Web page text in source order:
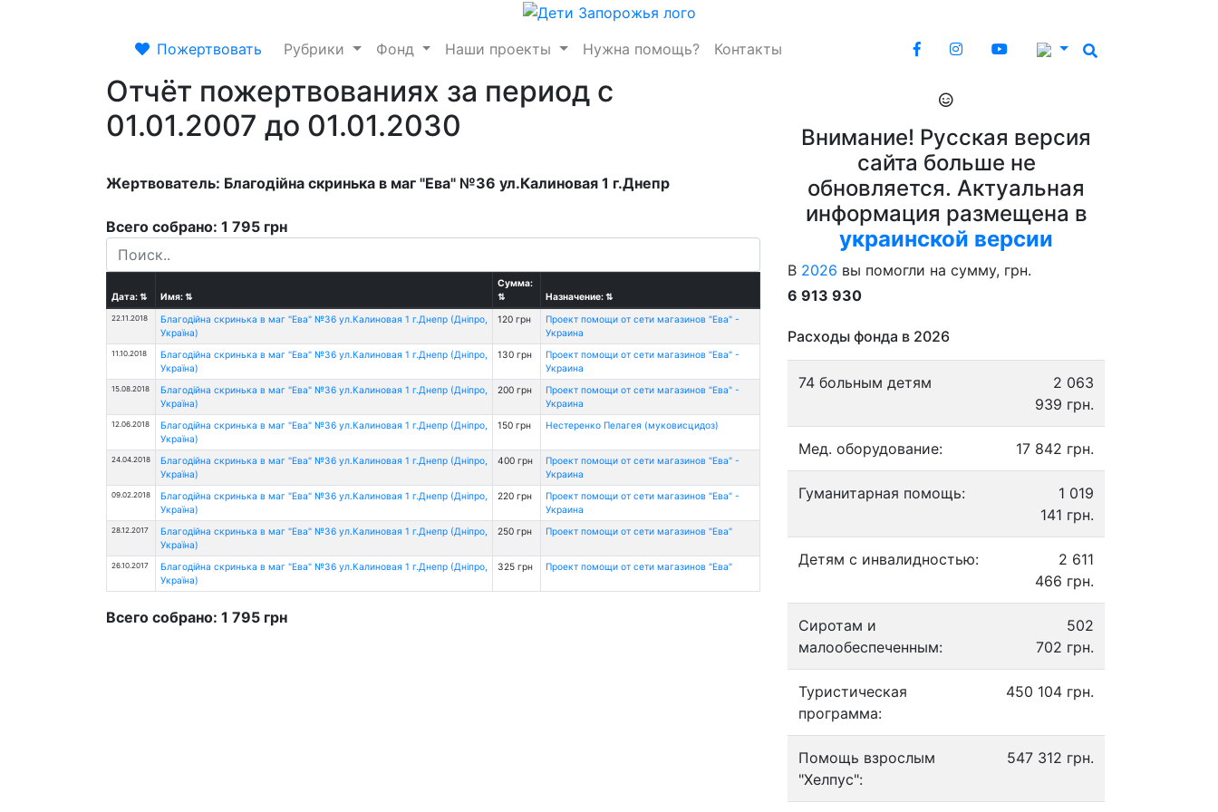
Пожертвовать Рубрики Фонд Наши проекты Нужна помощь? Контакты
Отчёт пожертвованиях за период с
01.01.2007 до 01.01.2030
Жертвователь: Благодійна скринька в маг "Ева" №36 ул.Калиновая 1 г.Днепр
Всего собрано: 1 795 грн
Дата:⇅ Имя:⇅
Сумма:
⇅
Назначение:⇅
22.11.2018
Благодійна скринька в маг "Ева" №36 ул.Калиновая 1 г.Днепр (Дніпро,
Україна)
120 грн
Проект помощи от сети магазинов "Ева" -
Украина
11.10.2018
Благодійна скринька в маг "Ева" №36 ул.Калиновая 1 г.Днепр (Дніпро,
Україна)
130 грн
Проект помощи от сети магазинов "Ева" -
Украина
15.08.2018
Благодійна скринька в маг "Ева" №36 ул.Калиновая 1 г.Днепр (Дніпро,
Україна)
200 грн
Проект помощи от сети магазинов "Ева" -
Украина
12.06.2018
Благодійна скринька в маг "Ева" №36 ул.Калиновая 1 г.Днепр (Дніпро,
Україна)
150 грн Нестеренко Пелагея (муковисцидоз)
24.04.2018
Благодійна скринька в маг "Ева" №36 ул.Калиновая 1 г.Днепр (Дніпро,
Україна)
400 грн
Проект помощи от сети магазинов "Ева" -
Украина
09.02.2018
Благодійна скринька в маг "Ева" №36 ул.Калиновая 1 г.Днепр (Дніпро,
Україна)
220 грн
Проект помощи от сети магазинов "Ева" -
Украина
28.12.2017
Благодійна скринька в маг "Ева" №36 ул.Калиновая 1 г.Днепр (Дніпро,
Україна)
250 грн Проект помощи от сети магазинов "Ева"
26.10.2017
Благодійна скринька в маг "Ева" №36 ул.Калиновая 1 г.Днепр (Дніпро,
Україна)
325 грн Проект помощи от сети магазинов "Ева"
Всего собрано: 1 795 грн
Внимание! Русская версия
сайта больше не
обновляется. Актуальная
информация размещена в
украинской версии
В 2026 вы помогли на сумму, грн.
6 913 930
Расходы фонда в 2026
74 больным детям
2 063
939 грн.
Мед. оборудование: 17 842 грн.
Гуманитарная помощь:
1 019
141 грн.
Детям с инвалидностью:
2 611
466 грн.
Сиротам и
малообеспеченным:
502
702 грн.
Туристическая
программа:
450 104 грн.
Помощь взрослым
"Хелпус":
547 312 грн.